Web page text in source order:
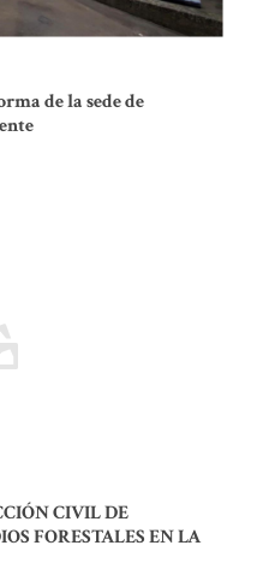
de la sede de
CIVIL DE
FORESTALES EN LA